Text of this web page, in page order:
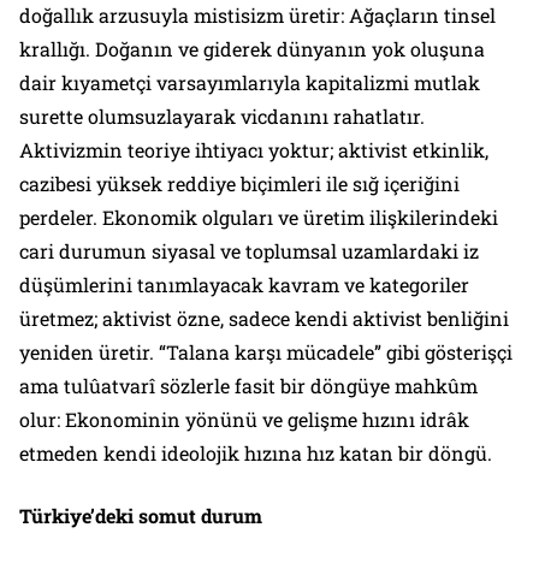
doğallık arzusuyla mistisizm üretir: Ağaçların tinsel
krallığı. Doğanın ve giderek dünyanın yok oluşuna
dair kıyametçi varsayımlarıyla kapitalizmi mutlak
surette olumsuzlayarak vicdanını rahatlatır.
Aktivizmin teoriye ihtiyacı yoktur; aktivist etkinlik,
cazibesi yüksek reddiye biçimleri ile sığ içeriğini
perdeler. Ekonomik olguları ve üretim ilişkilerindeki
cari durumun siyasal ve toplumsal uzamlardaki iz
düşümlerini tanımlayacak kavram ve kategoriler
üretmez; aktivist özne, sadece kendi aktivist benliğini
yeniden üretir. “Talana karşı mücadele” gibi gösterişçi
ama tulûatvarî sözlerle fasit bir döngüye mahkûm
olur: Ekonominin yönünü ve gelişme hızını idrâk
etmeden kendi ideolojik hızına hız katan bir döngü.
Türkiye’deki somut durum